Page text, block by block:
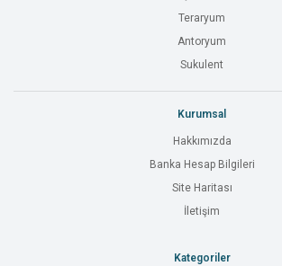
Teraryum
Antoryum
Sukulent
Kurumsal
Hakkımızda
Banka Hesap Bilgileri
Site Haritası
İletişim
Kategoriler